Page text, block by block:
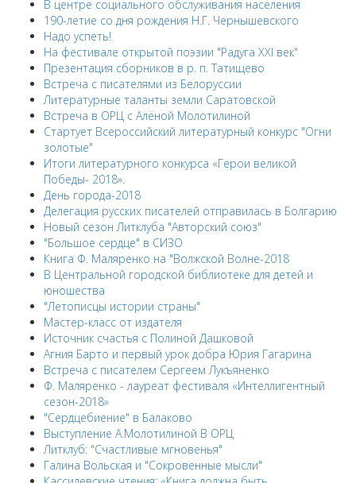
В центре социального обслуживания населения
190-летие со дня рождения Н.Г. Чернышевского
Надо успеть!
На фестивале открытой поэзии "Радуга XXI век"
Презентация сборников в р. п. Татищево
Встреча с писателями из Белоруссии
Литературные таланты земли Саратовской
Встреча в ОРЦ с Алёной Молотилиной
Cтартует Всероссийский литературный конкурс "Огни
золотые"
Итоги литературного конкурса «Герои великой
Победы- 2018».
День города-2018
Делегация русских писателей отправилась в Болгарию
Новый сезон Литклуба "Авторский союз"
"Большое сердце" в СИЗО
Книга Ф. Маляренко на "Волжской Волне-2018
В Центральной городской библиотеке для детей и
юношества
"Летописцы истории страны"
Мастер-класс от издателя
Источник счастья с Полиной Дашковой
Агния Барто и первый урок добра Юрия Гагарина
Встреча с писателем Сергеем Лукъяненко
Ф. Маляренко - лауреат фестиваля «Интеллигентный
сезон-2018»
"Сердцебиение" в Балаково
Выступление А.Молотилиной В ОРЦ
Литклуб: "Счастливые мгновенья"
Галина Вольская и "Сокровенные мысли"